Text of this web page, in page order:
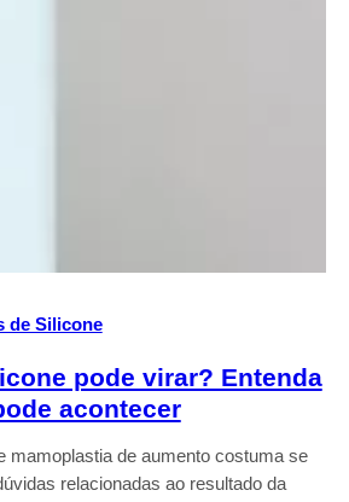
de Silicone
pode virar? Entenda
acontecer
mamoplastia de aumento costuma se
relacionadas ao resultado da